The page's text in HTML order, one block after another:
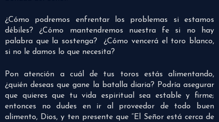
¿Cómo podremos enfrentar los problemas si estamos
débiles? ¿Cómo mantendremos nuestra fe si no hay
palabra que la sostenga? ¿Cómo vencerá el toro blanco,
si no le damos lo que necesita?
Pon atención a cuál de tus toros estás alimentando,
¿quién deseas que gane la batalla diaria? Podría asegurar
que quieres que tu vida espiritual sea estable y firme;
entonces no dudes en ir al proveedor de todo buen
alimento, Dios, y ten presente que “El Señor está cerca de